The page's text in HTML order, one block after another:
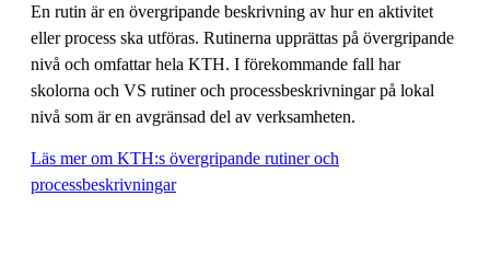
En rutin är en övergripande beskrivning av hur en aktivitet
eller process ska utföras. Rutinerna upprättas på övergripande
nivå och omfattar hela KTH. I förekommande fall har
skolorna och VS rutiner och processbeskrivningar på lokal
nivå som är en avgränsad del av verksamheten.
Läs mer om KTH:s övergripande rutiner och
processbeskrivningar